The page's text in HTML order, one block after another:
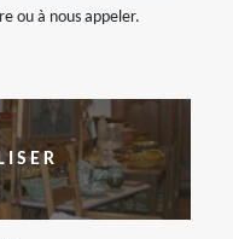
ou à nous appeler.